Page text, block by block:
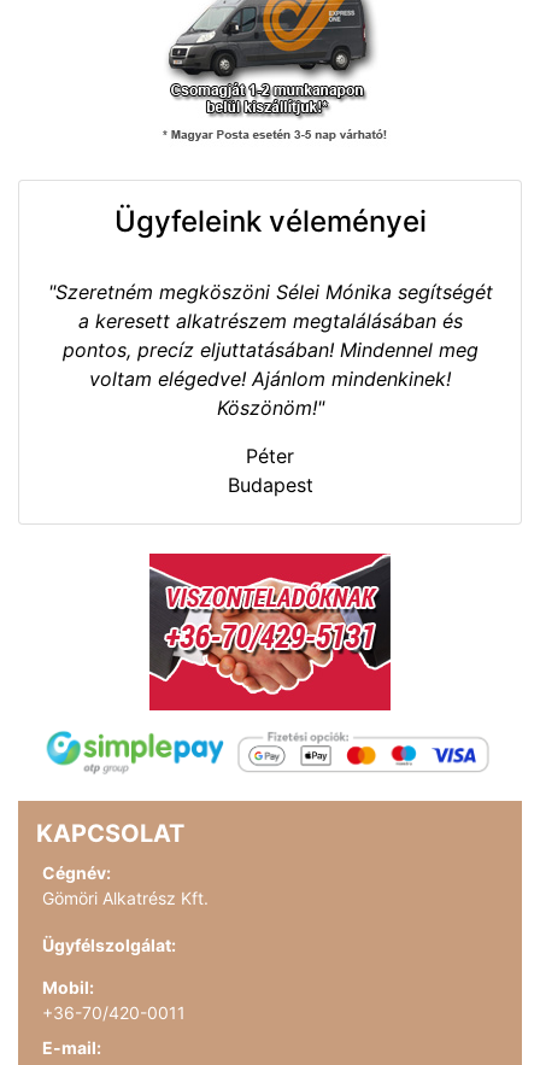
Ügyfeleink véleményei
"Szeretném megköszöni Sélei Mónika segítségét
a keresett alkatrészem megtalálásában és
pontos, precíz eljuttatásában! Mindennel meg
voltam elégedve! Ajánlom mindenkinek!
Köszönöm!"
Péter
Budapest
KAPCSOLAT
Cégnév:
Gömöri Alkatrész Kft.
Ügyfélszolgálat:
Mobil:
+36-70/420-0011
E-mail: